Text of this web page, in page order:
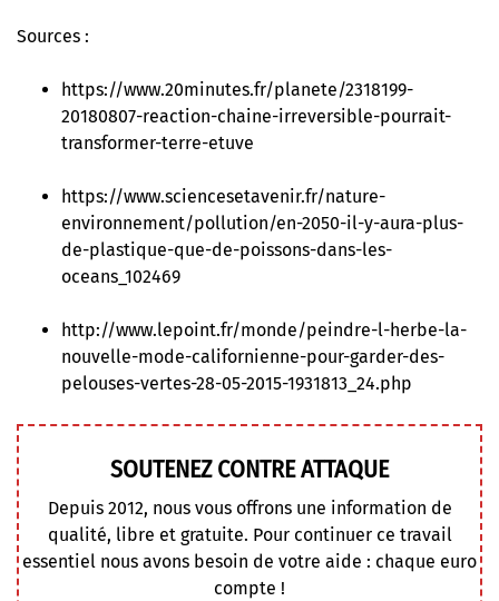
Sources :
https://www.20minutes.fr/planete/2318199-
20180807-reaction-chaine-irreversible-pourrait-
transformer-terre-etuve
https://www.sciencesetavenir.fr/nature-
environnement/pollution/en-2050-il-y-aura-plus-
de-plastique-que-de-poissons-dans-les-
oceans_102469
http://www.lepoint.fr/monde/peindre-l-herbe-la-
nouvelle-mode-californienne-pour-garder-des-
pelouses-vertes-28-05-2015-1931813_24.php
SOUTENEZ CONTRE ATTAQUE
Depuis 2012, nous vous offrons une information de
qualité, libre et gratuite. Pour continuer ce travail
essentiel nous avons besoin de votre aide : chaque euro
compte !